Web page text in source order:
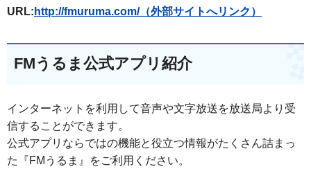
URL: http://fmuruma.com/（外部サイトへリンク）
FMうるま公式アプリ紹介
インターネットを利用して音声や文字放送を放送局より受
信することができます。
公式アプリならではの機能と役立つ情報がたくさん詰まっ
た『FMうるま』をご利用ください。